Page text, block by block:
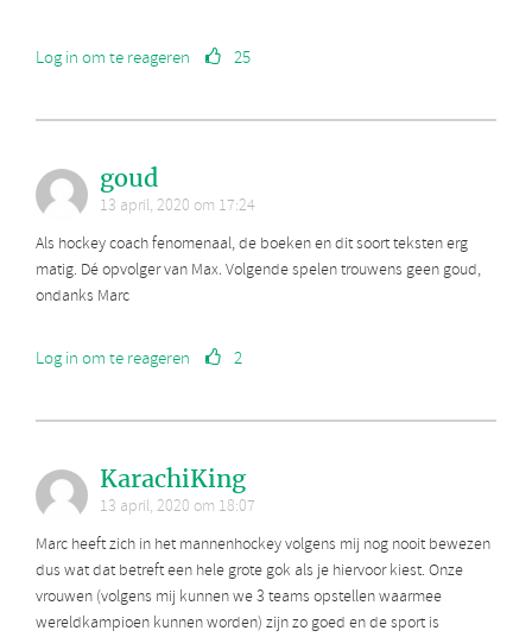
Log in om te reageren 25
goud
13 april, 2020 om 17:24
Als hockey coach fenomenaal, de boeken en dit soort teksten erg
matig. Dé opvolger van Max. Volgende spelen trouwens geen goud,
ondanks Marc
Log in om te reageren 2
KarachiKing
13 april, 2020 om 18:07
Marc heeft zich in het mannenhockey volgens mij nog nooit bewezen
dus wat dat betreft een hele grote gok als je hiervoor kiest. Onze
vrouwen (volgens mij kunnen we 3 teams opstellen waarmee
wereldkampioen kunnen worden) zijn zo goed en de sport is